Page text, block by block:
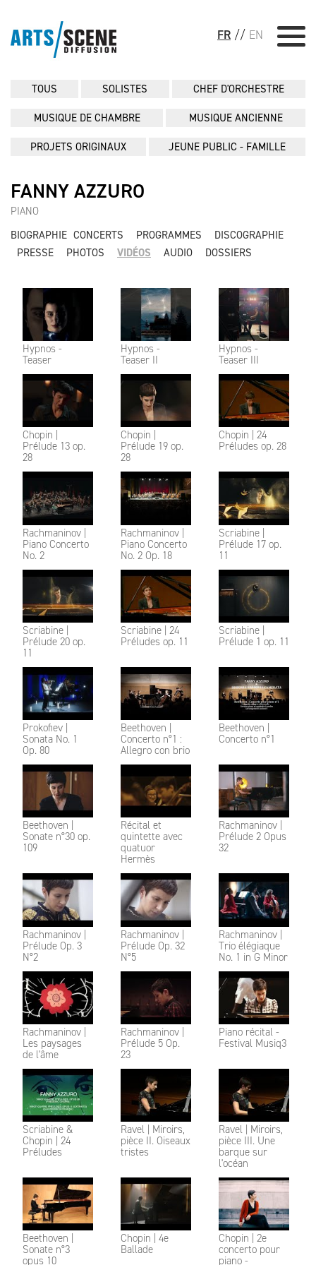
FR // EN
TOUS SOLISTES CHEF D'ORCHESTRE
MUSIQUE DE CHAMBRE MUSIQUE ANCIENNE
PROJETS ORIGINAUX JEUNE PUBLIC - FAMILLE
FANNY AZZURO
PIANO
BIOGRAPHIE CONCERTS PROGRAMMES
DISCOGRAPHIE
PRESSE
PHOTOS VIDÉOS AUDIO DOSSIERS
Hypnos -
Teaser
Hypnos -
Teaser II
Hypnos -
Teaser III
Chopin |
Prélude 13 op.
28
Chopin |
Prélude 19 op.
28
Chopin | 24
Préludes op. 28
Rachmaninov |
Piano Concerto
No. 2
Rachmaninov |
Piano Concerto
No. 2 Op. 18
Scriabine |
Prélude 17 op.
11
Scriabine |
Prélude 20 op.
11
Scriabine | 24
Préludes op. 11
Scriabine |
Prélude 1 op. 11
Prokofiev |
Sonata No. 1
Op. 80
Beethoven |
Concerto n°1 :
Allegro con brio
Beethoven |
Concerto n°1
Beethoven |
Sonate n°30 op.
109
Récital et
quintette avec
quatuor
Hermès
Rachmaninov |
Prélude 2 Opus
32
Rachmaninov |
Prélude Op. 3
N°2
Rachmaninov |
Prélude Op. 32
N°5
Rachmaninov |
Trio élégiaque
No. 1 in G Minor
Rachmaninov |
Les paysages
de l'âme
Rachmaninov |
Prélude 5 Op.
23
Piano récital -
Festival Musiq3
Scriabine &
Chopin | 24
Préludes
Ravel | Miroirs,
pièce II. Oiseaux
tristes
Ravel | Miroirs,
pièce III. Une
barque sur
l'océan
Beethoven |
Sonate n°3
opus 10
Chopin | 4e
Ballade
Chopin | 2e
concerto pour
piano -